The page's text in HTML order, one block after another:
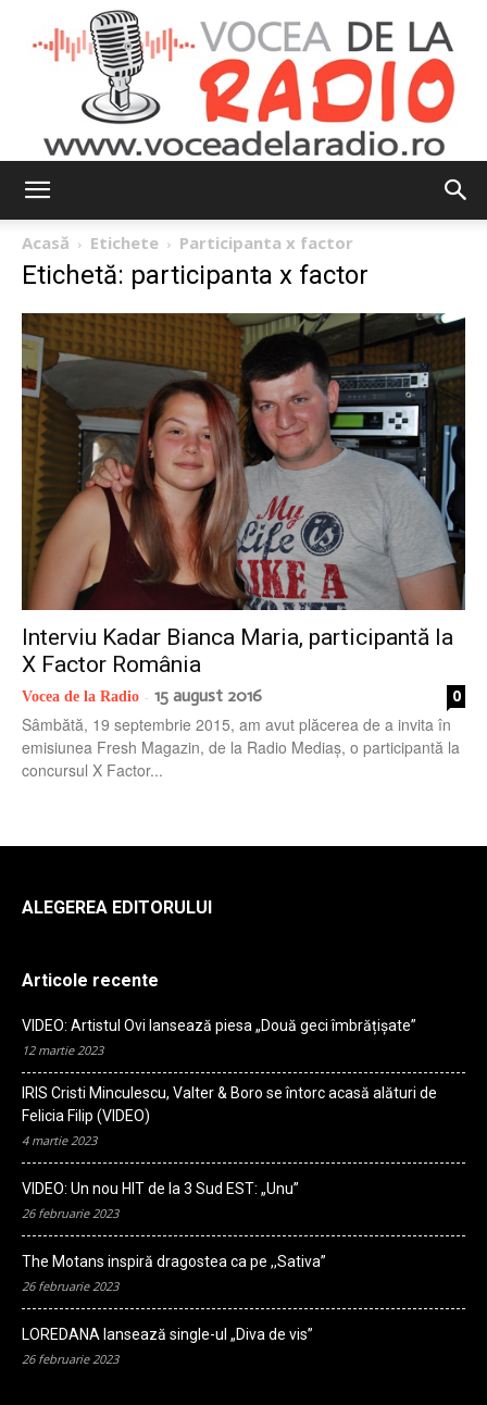
la
radio
Acasă Etichete Participanta x factor
Etichetă: participanta x factor
Interviu Kadar Bianca Maria, participantă la
X Factor România
Vocea de la Radio - 15 august 2016 0
Sâmbătă, 19 septembrie 2015, am avut plăcerea de a invita în
emisiunea Fresh Magazin, de la Radio Mediaș, o participantă la
concursul X Factor...
ALEGEREA EDITORULUI
Articole recente
VIDEO: Artistul Ovi lansează piesa „Două geci îmbrățișate”
12 martie 2023
IRIS Cristi Minculescu, Valter & Boro se întorc acasă alături de
Felicia Filip (VIDEO)
4 martie 2023
VIDEO: Un nou HIT de la 3 Sud EST: „Unu”
26 februarie 2023
The Motans inspiră dragostea ca pe ,,Sativa”
26 februarie 2023
LOREDANA lansează single-ul „Diva de vis”
26 februarie 2023